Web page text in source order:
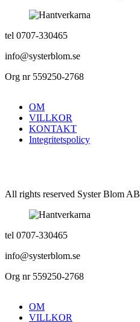
tel 0707-330465
info@systerblom.se
Org nr 559250-2768
OM
VILLKOR
KONTAKT
Integritetspolicy
All rights reserved Syster Blom AB
tel 0707-330465
info@systerblom.se
Org nr 559250-2768
OM
VILLKOR